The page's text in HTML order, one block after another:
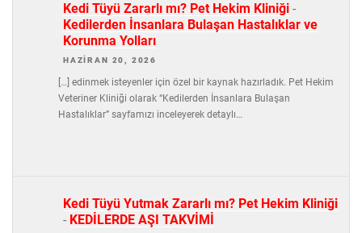
Kedi Tüyü Zararlı mı? Pet Hekim Kliniği -
Kedilerden İnsanlara Bulaşan Hastalıklar ve
Korunma Yolları
HAZIRAN 20, 2026
[…] edinmek isteyenler için özel bir kaynak hazırladık. Pet Hekim
Veteriner Kliniği olarak “Kedilerden İnsanlara Bulaşan
Hastalıklar” sayfamızı inceleyerek detaylı…
Kedi Tüyü Yutmak Zararlı mı? Pet Hekim Kliniği
- KEDİLERDE AŞI TAKVİMİ